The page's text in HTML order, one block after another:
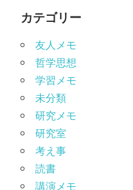
カテゴリー
友人メモ
哲学思想
学習メモ
未分類
研究メモ
研究室
考え事
読書
講演メモ